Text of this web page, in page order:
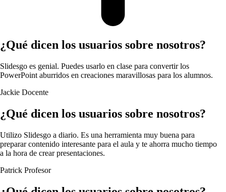
¿Qué dicen los usuarios sobre nosotros?
Slidesgo es genial. Puedes usarlo en clase para convertir los
PowerPoint aburridos en creaciones maravillosas para los alumnos.
Jackie Docente
¿Qué dicen los usuarios sobre nosotros?
Utilizo Slidesgo a diario. Es una herramienta muy buena para
preparar contenido interesante para el aula y te ahorra mucho tiempo
a la hora de crear presentaciones.
Patrick Profesor